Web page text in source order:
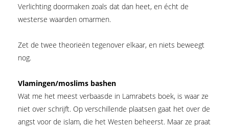
Verlichting doormaken zoals dat dan heet, en écht de
westerse waarden omarmen.
Zet de twee theorieën tegenover elkaar, en niets beweegt
nog.
Vlamingen/moslims bashen
Wat me het meest verbaasde in Lam­rabets boek, is waar ze
niet over schrijft. Op verschillende plaatsen gaat het over de
angst voor de islam, die het Westen beheerst. Maar ze praat